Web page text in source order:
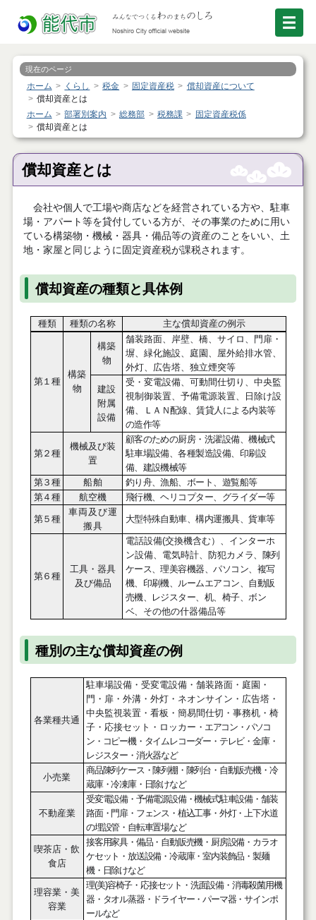
現在のページ
ホーム くらし 税金 固定資産税
償却資産について
償却資産とは
ホーム
部署別案内 総務部 税務課
固定資産税係
償却資産とは
償却資産とは
会社や個人で工場や商店などを経営されている方や、駐車
場・アパート等を貸付している方が、その事業のために用い
ている構築物・機械・器具・備品等の資産のことをいい、土
地・家屋と同じように固定資産税が課税されます。
償却資産の種類と具体例
種類 種類の名称 主な償却資産の例示
第１種
構築
物
構築
物
舗装路面、岸壁、橋、サイロ、門扉・
塀、緑化施設、庭園、屋外給排水管、
外灯、広告塔、独立煙突等
建設
附属
設備
受・変電設備、可動間仕切り、中央監
視制御装置、予備電源装置、日除け設
備、
ＬＡＮ配線、賃貸人による内装等
の造作等
第２種
機械及び装
置
顧客のための厨房・洗濯設備、機械式
駐車場設備、各種製造設備、印刷設
備、建設機械等
第３種
船舶
釣り舟、漁船、ボート、遊覧船等
第４種
航空機 飛行機、ヘリコプター、グライダー等
第５種
車両及び運
搬具
大型特殊自動車、構内運搬具、貨車等
第６種
工具・器具
及び備品
電話設備(交換機含む）、インターホ
ン設備、電気時計、防犯カメ ラ、陳列
ケース、理美容機器、パソコン、複写
機、印刷機、ルームエアコン、自動販
売機、レジスター、机、椅子、ボン
ベ、
その他の什器備品等
種別の主な償却資産の例
各業種共通
駐車場設備・受変電設備・舗装路面・庭園・
門・扉・外溝・外灯・ネオンサイン・広告塔・
中央監視装置・看板・簡易間仕切・事務机・椅
子・応接セット・ロッカー ・エアコン・パソコ
ン・コピー機・タイムレコーダー・テレビ・金庫・
レジスター・消火器など
小売業
商品陳列ケース・陳列棚・陳列台・自動販売機・冷
蔵庫・冷凍庫・日除けなど
不動産業
受変電設備・予備電源設備・機械式駐車設備・舗装
路面・門扉・フェンス・植込工事・外灯・上下水道
の埋設管・自転車置場など
喫茶店・飲
食店
接客用家具・備品・自動販売機・厨房設備・カラオ
ケセット・放送設備・冷蔵庫・室内装飾品・製麺
機・日除けなど
理容業・美
容業
理(美)容椅子・応接セット・洗面設備・消毒殺菌用機
器・タオル蒸器・ドライヤー・パーマ器・サインポ
ールなど